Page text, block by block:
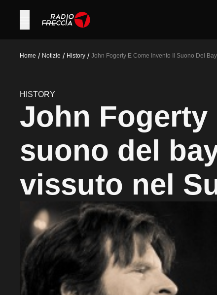
Home / Notizie / History / John Fogerty E Come Invento Il Suono Del
HISTORY
John
suono del
vissuto nel